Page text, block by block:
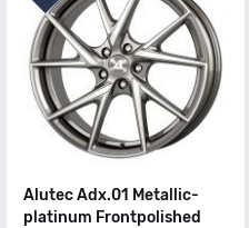
Alutec Adx.01 Metallic-
platinum Frontpolished